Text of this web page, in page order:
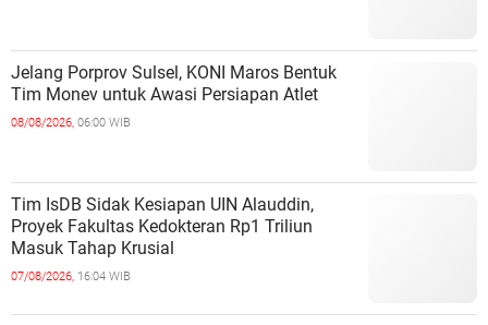
Jelang Porprov Sulsel, KONI Maros Bentuk
Tim Monev untuk Awasi Persiapan Atlet
08/08/2026, 06:00 WIB
Tim IsDB Sidak Kesiapan UIN Alauddin,
Proyek Fakultas Kedokteran Rp1 Triliun
Masuk Tahap Krusial
07/08/2026, 16:04 WIB